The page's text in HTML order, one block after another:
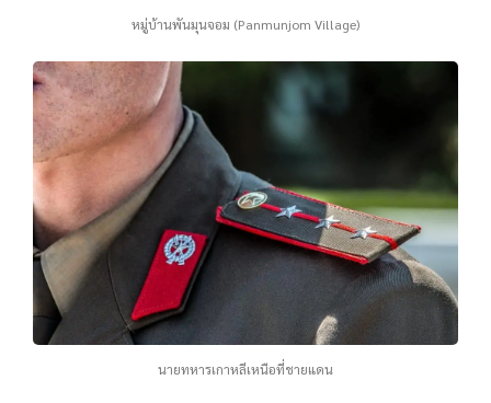
หมู่บ้านพันมุนจอม (Panmunjom Village)
นายทหารเกาหลีเหนือที่ชายแดน